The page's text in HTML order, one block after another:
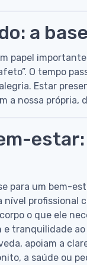
a
papel
O tempo
Estar
a nossa
para um bem-
profissional
o que ele
tranquilidade
apoiam a
a saúde ou